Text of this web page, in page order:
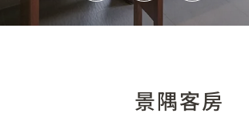
景隅客房